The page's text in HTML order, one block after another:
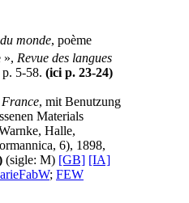
monde, poème
», Revue des langues
5-58. (ici p. 23-24)
, mit Benutzung
Materials
Halle,
6), 1898,
(sigle: M) [GB] [IA]
; FEW